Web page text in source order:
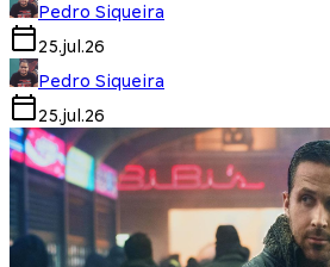
Pedro Siqueira
25.jul.26
Pedro Siqueira
25.jul.26